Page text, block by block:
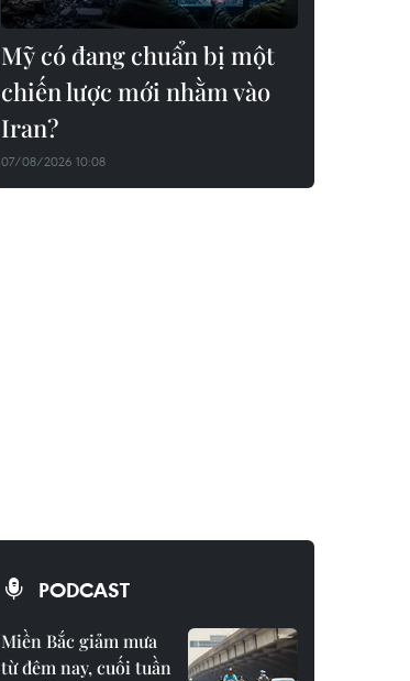
Mỹ có đang chuẩn bị một
chiến lược mới nhằm vào
Iran?
07/08/2026 10:08
PODCAST
Miền Bắc giảm mưa
từ đêm nay, cuối tuần